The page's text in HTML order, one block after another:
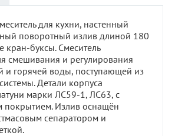
для кухни, настенный
поворотный излив длиной 180
кран-буксы. Смеситель
смешивания и регулирования
и горячей воды, поступающей из
Детали корпуса
марки ЛС59-1, ЛС63, с
Излив оснащён
сепаратором и